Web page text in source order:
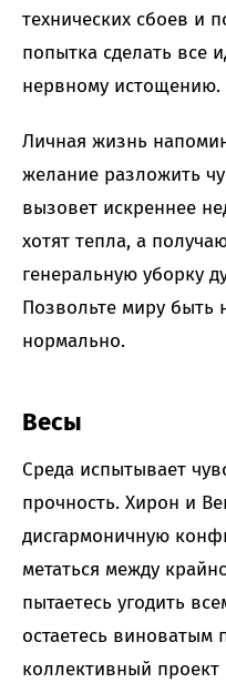
технических сбоев и
попытка сделать все
нервному истощению.
Личная жизнь
желание разложить
вызовет искреннее
хотят тепла, а
генеральную уборку
Позвольте миру быть
нормально.
Весы
Среда испытывает
прочность. Хирон и
дисгармоничную
метаться между
пытаетесь угодить
остаетесь виноватым
коллективный проект